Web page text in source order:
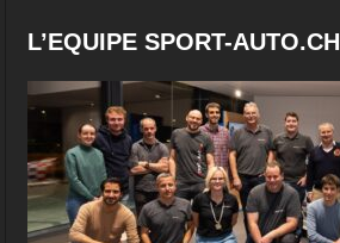
L’EQUIPE SPORT-AUTO.CH